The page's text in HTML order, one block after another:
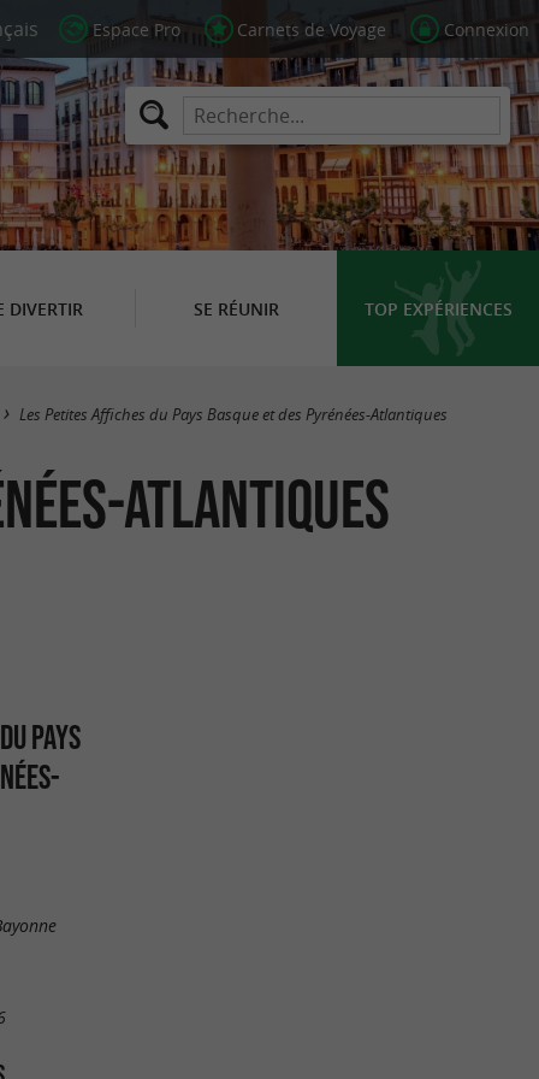
Espace Pro Carnets de Voyage Connexion
DIVERTIR SE RÉUNIR TOP EXPÉRIENCES
Les Petites Affiches du Pays Basque et des Pyrénées-Atlantiques
Atlantiques
PAYS